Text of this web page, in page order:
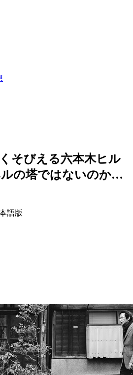
くそびえる六本木ヒル
の塔ではないのか…
語版